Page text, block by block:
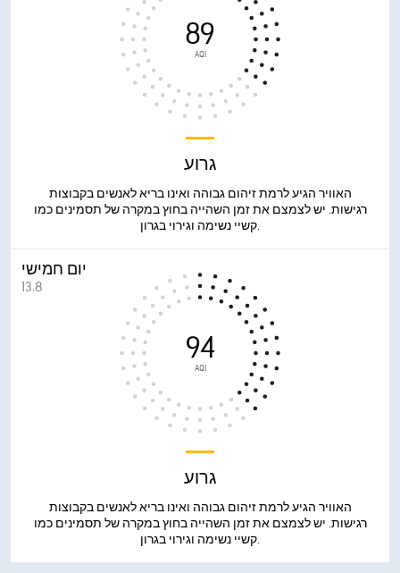
89
AQI
גרוע
האוויר הגיע לרמת זיהום גבוהה ואינו בריא לאנשים בקבוצות
רגישות. יש לצמצם את זמן השהייה בחוץ במקרה של תסמינים כמו
קשיי נשימה וגירוי בגרון.
יום חמישי
13.8
94
AQI
גרוע
האוויר הגיע לרמת זיהום גבוהה ואינו בריא לאנשים בקבוצות
רגישות. יש לצמצם את זמן השהייה בחוץ במקרה של תסמינים כמו
קשיי נשימה וגירוי בגרון.